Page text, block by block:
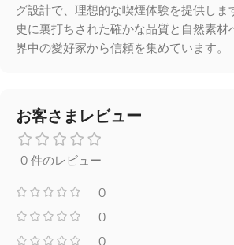
グ設計で、理想的な喫煙体験を提供し
史に裏打ちされた確かな品質と自然素
界中の愛好家から信頼を集めています。
お客さまレビュー
0 件のレビュー
0
0
0